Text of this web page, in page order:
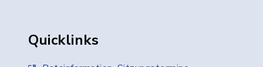
Quicklinks